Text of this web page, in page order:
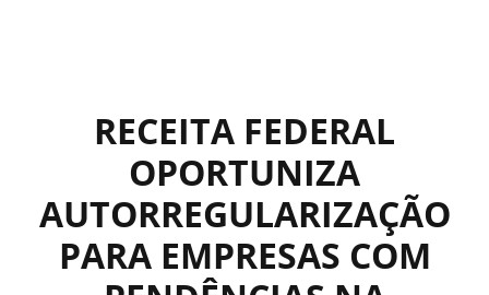
RECEITA FEDERAL
OPORTUNIZA
AUTORREGULARIZAÇÃO
PARA EMPRESAS COM